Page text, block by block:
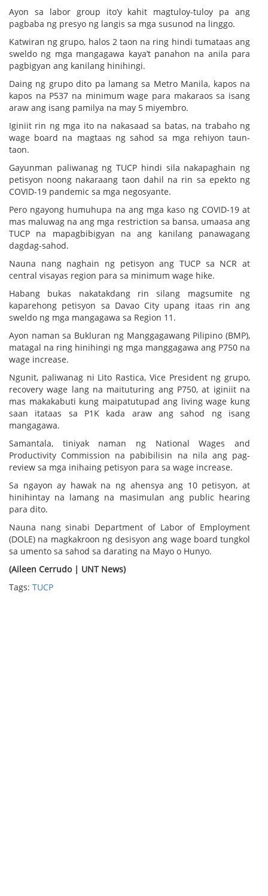
Ayon sa labor group ito’y kahit magtuloy-tuloy pa ang
pagbaba ng presyo ng langis sa mga susunod na linggo.
Katwiran ng grupo, halos 2 taon na ring hindi tumataas ang
sweldo ng mga mangagawa kaya’t panahon na anila para
pagbigyan ang kanilang hinihingi.
Daing ng grupo dito pa lamang sa Metro Manila, kapos na
kapos na P537 na minimum wage para makaraos sa isang
araw ang isang pamilya na may 5 miyembro.
Iginiit rin ng mga ito na nakasaad sa batas, na trabaho ng
wage board na magtaas ng sahod sa mga rehiyon taun-
taon.
Gayunman paliwanag ng TUCP hindi sila nakapaghain ng
petisyon noong nakaraang taon dahil na rin sa epekto ng
COVID-19 pandemic sa mga negosyante.
Pero ngayong humuhupa na ang mga kaso ng COVID-19 at
mas maluwag na ang mga restriction sa bansa, umaasa ang
TUCP na mapagbibigyan na ang kanilang panawagang
dagdag-sahod.
Nauna nang naghain ng petisyon ang TUCP sa NCR at
central visayas region para sa minimum wage hike.
Habang bukas nakatakdang rin silang magsumite ng
kaparehong petisyon sa Davao City upang itaas rin ang
sweldo ng mga mangagawa sa Region 11.
Ayon naman sa Bukluran ng Manggagawang Pilipino (BMP),
matagal na ring hinihingi ng mga manggagawa ang P750 na
wage increase.
Ngunit, paliwanag ni Lito Rastica, Vice President ng grupo,
recovery wage lang na maituturing ang P750, at iginiit na
mas makakabuti kung maipatutupad ang living wage kung
saan itataas sa P1K kada araw ang sahod ng isang
mangagawa.
Samantala, tiniyak naman ng National Wages and
Productivity Commission na pabibilisin na nila ang pag-
review sa mga inihaing petisyon para sa wage increase.
Sa ngayon ay hawak na ng ahensya ang 10 petisyon, at
hinihintay na lamang na masimulan ang public hearing
para dito.
Nauna nang sinabi Department of Labor of Employment
(DOLE) na magkakroon ng desisyon ang wage board tungkol
sa umento sa sahod sa darating na Mayo o Hunyo.
(Aileen Cerrudo | UNT News)
Tags: TUCP